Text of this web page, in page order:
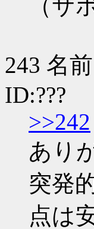
（サ
243 名前
ID:???
>>242
あり
突発
点は